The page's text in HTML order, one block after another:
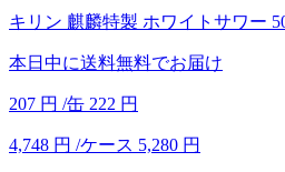
キリン 麒麟特製 ホワイトサワー
本日中に送料無料でお届け
207 円 /缶 222 円
4,748 円 /ケース 5,280 円